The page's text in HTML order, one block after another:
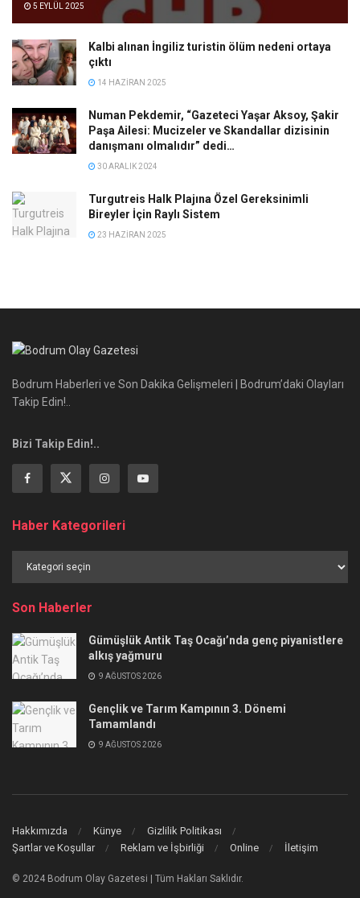
5 EYLÜL 2025
Kalbi alınan İngiliz turistin ölüm nedeni ortaya
çıktı
14 HAZIRAN 2025
Numan Pekdemir, “Gazeteci Yaşar Aksoy, Şakir
Paşa Ailesi: Mucizeler ve Skandallar dizisinin
danışmanı olmalıdır” dedi…
30 ARALIK 2024
Turgutreis Halk Plajına Özel Gereksinimli
Bireyler İçin Raylı Sistem
23 HAZIRAN 2025
Bodrum Haberleri ve Son Dakika Gelişmeleri | Bodrum’daki Olayları
Takip Edin!..
Bizi Takip Edin!..
Haber Kategorileri
Kategorileri
Son Haberler
Gümüşlük Antik Taş Ocağı’nda genç piyanistlere
alkış yağmuru
9 AĞUSTOS 2026
Gençlik ve Tarım Kampının 3. Dönemi
Tamamlandı
9 AĞUSTOS 2026
Hakkımızda Künye
Gizlilik Politikası
Şartlar ve Koşullar
Reklam ve İşbirliği Online İletişim
© 2024 Bodrum Olay Gazetesi | Tüm Hakları Saklıdır.